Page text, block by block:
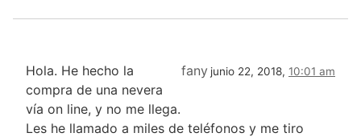
fany junio 22, 2018, 10:01 am
Hola. He hecho la
compra de una nevera
vía on line, y no me llega.
Les he llamado a miles de teléfonos y me tiro